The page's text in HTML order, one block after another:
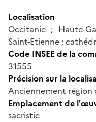
Localisation
Occitanie ; Haute-
Saint-Etienne ;
Code INSEE de la
31555
Précision sur la
Anciennement région
Emplacement de
sacristie